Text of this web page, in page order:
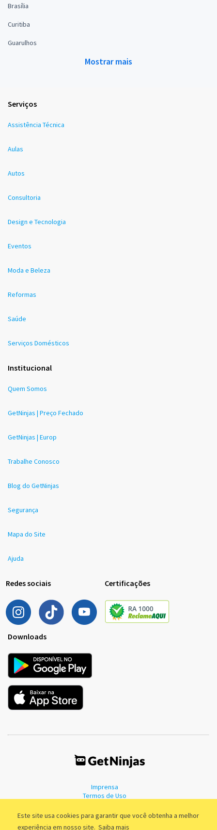
Este site usa cookies para garantir que você obtenha a melhor
experiência em nosso site. Saiba mais
Brasília
Curitiba
Guarulhos
Mostrar mais
Serviços
Assistência Técnica
Aulas
Autos
Consultoria
Design e Tecnologia
Eventos
Moda e Beleza
Reformas
Saúde
Serviços Domésticos
Institucional
Quem Somos
GetNinjas | Preço Fechado
GetNinjas | Europ
Trabalhe Conosco
Blog do GetNinjas
Segurança
Mapa do Site
Ajuda
Redes sociais Certificações
Downloads
Imprensa
Termos de Uso